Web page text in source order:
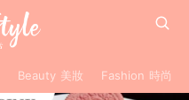
Beauty 美妝 Fashion 時尚